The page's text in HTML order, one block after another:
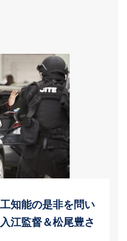
知能の是非を問い
江監督＆松尾豊さ